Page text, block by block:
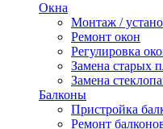
Окна
Монтаж /
Ремонт окон
Регулировка
Замена старых
Замена
Балконы
Пристройка
Ремонт